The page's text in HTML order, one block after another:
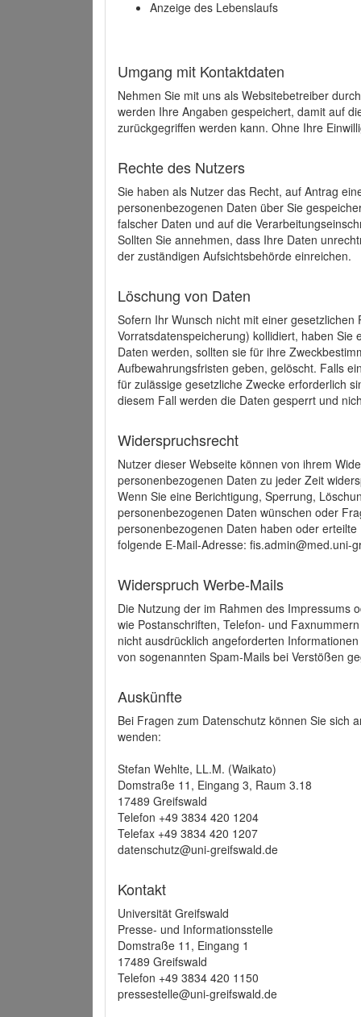
Anzeige des Lebenslaufs
Umgang mit Kontaktdaten
Nehmen Sie mit uns als Websitebetreiber
werden Ihre Angaben gespeichert, damit auf
zurückgegriffen werden kann. Ohne Ihre
Rechte des Nutzers
Sie haben als Nutzer das Recht, auf Antrag
personenbezogenen Daten über Sie
falscher Daten und auf die
Sollten Sie annehmen, dass Ihre Daten
der zuständigen Aufsichtsbehörde einreichen.
Löschung von Daten
Sofern Ihr Wunsch nicht mit einer
Vorratsdatenspeicherung) kollidiert, haben
Daten werden, sollten sie für ihre
Aufbewahrungsfristen geben, gelöscht. Falls
für zulässige gesetzliche Zwecke erforderlich
diesem Fall werden die Daten gesperrt und
Widerspruchsrecht
Nutzer dieser Webseite können von ihrem
personenbezogenen Daten zu jeder Zeit
Wenn Sie eine Berichtigung, Sperrung,
personenbezogenen Daten wünschen oder
personenbezogenen Daten haben oder
folgende E-Mail-Adresse: fis.admin@med.uni-
Widerspruch Werbe-Mails
Die Nutzung der im Rahmen des Impressums
wie Postanschriften, Telefon- und
nicht ausdrücklich angeforderten
von sogenannten Spam-Mails bei Verstößen
Auskünfte
Bei Fragen zum Datenschutz können Sie sich
wenden:
Stefan Wehlte, LL.M. (Waikato)
Domstraße 11, Eingang 3, Raum 3.18
17489 Greifswald
Telefon +49 3834 420 1204
Telefax +49 3834 420 1207
datenschutz@uni-greifswald.de
Kontakt
Universität Greifswald
Presse- und Informationsstelle
Domstraße 11, Eingang 1
17489 Greifswald
Telefon +49 3834 420 1150
pressestelle@uni-greifswald.de